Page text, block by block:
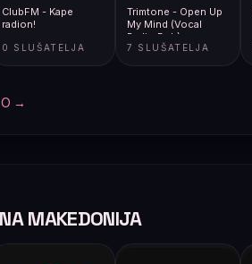
ClubFM - Kape
radion!
0 SLUŠATELJA
Trimtone - Open Up
My Mind (Vocal
Radio Dub)
[CRMS193]
7 SLUŠATELJA
→
MAKEDONIJA